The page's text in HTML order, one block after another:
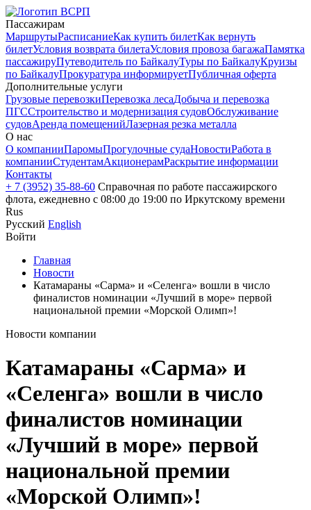
Пассажирам
МаршрутыРасписаниеКак купить билетКак вернуть
билетУсловия возврата билетаУсловия провоза багажаПамятка
пассажируПутеводитель по БайкалуТуры по БайкалуКруизы
по БайкалуПрокуратура информируетПубличная оферта
Дополнительные услуги
Грузовые перевозкиПеревозка лесаДобыча и перевозка
ПГССтроительство и модернизация судовОбслуживание
судовАренда помещенийЛазерная резка металла
О нас
О компанииПаромыПрогулочные судаНовостиРабота в
компанииСтудентамАкционерамРаскрытие информации
Контакты
+ 7 (3952) 35-88-60 Справочная по работе пассажирского
флота, ежедневно с 08:00 до 19:00 по Иркутскому времени
Rus
Русский English
Войти
Главная
Новости
Катамараны «Сарма» и «Селенга» вошли в число
финалистов номинации «Лучший в море» первой
национальной премии «Морской Олимп»!
Новости компании
Катамараны «Сарма» и
«Селенга» вошли в число
финалистов номинации
«Лучший в море» первой
национальной премии
«Морской Олимп»!